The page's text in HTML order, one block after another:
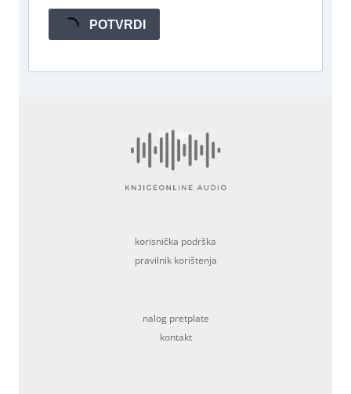
POTVRDI
korisnička podrška
pravilnik korištenja
nalog pretplate
kontakt